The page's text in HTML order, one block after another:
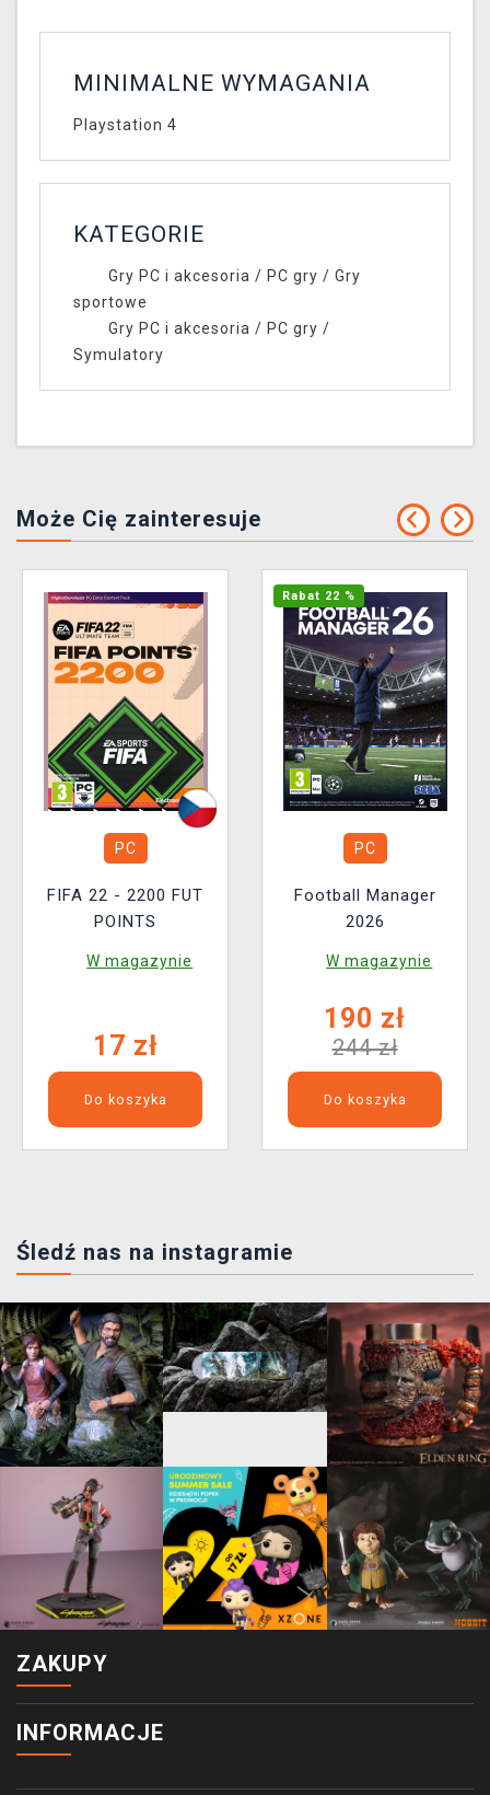
MINIMALNE WYMAGANIA
Playstation 4
KATEGORIE
Gry PC i akcesoria / PC gry / Gry
sportowe
Gry PC i akcesoria / PC gry /
Symulatory
Może Cię zainteresuje
PC
FIFA 22 - 2200 FUT
POINTS
W magazynie
17 zł
Do koszyka
Rabat 22 %
PC
Football Manager
2026
W magazynie
190 zł
244 zł
Do koszyka
Śledź nas na instagramie
ZAKUPY
INFORMACJE